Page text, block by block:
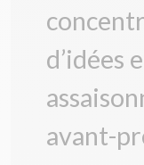
d’idées
avant-